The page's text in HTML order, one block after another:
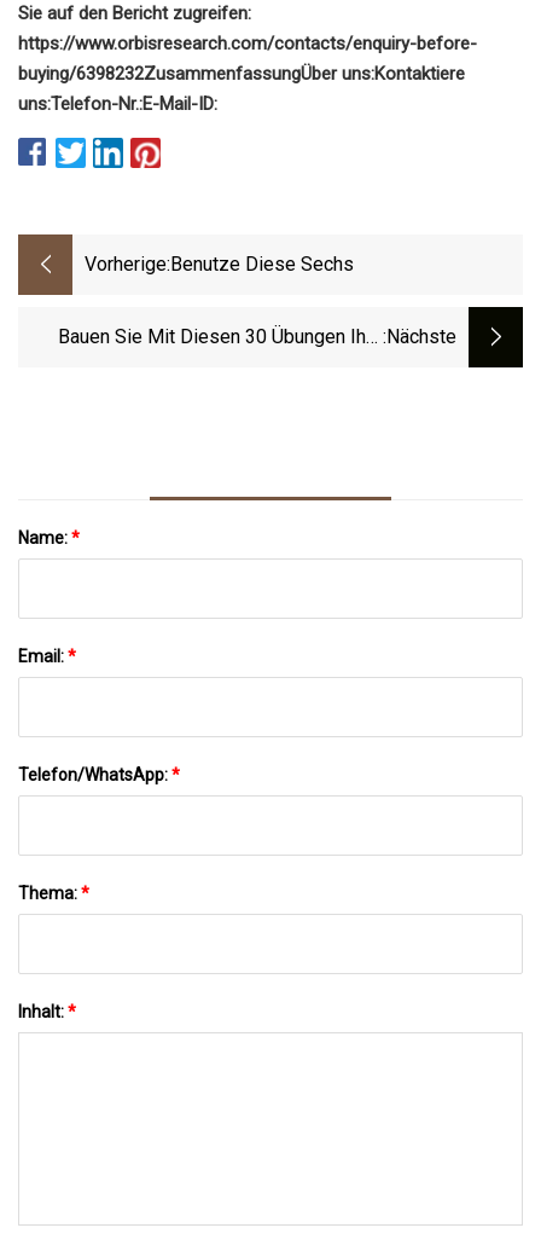
Sie auf den Bericht zugreifen:
https://www.orbisresearch.com/contacts/enquiry-before-
buying/6398232ZusammenfassungÜber uns:Kontaktiere
uns:Telefon-Nr.:E-Mail-ID:
Vorherige: Benutze Diese Sechs
Bauen Sie Mit Diesen 30 Übungen Ihre :nächste
Name:*
Email:*
Telefon/WhatsApp:*
Thema:*
Inhalt:*